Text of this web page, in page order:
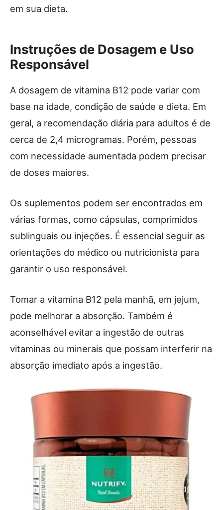
em sua dieta.
Instruções de Dosagem e Uso
Responsável
A dosagem de vitamina B12 pode variar com
base na idade, condição de saúde e dieta. Em
geral, a recomendação diária para adultos é de
cerca de 2,4 microgramas. Porém, pessoas
com necessidade aumentada podem precisar
de doses maiores.
Os suplementos podem ser encontrados em
várias formas, como cápsulas, comprimidos
sublinguais ou injeções. É essencial seguir as
orientações do médico ou nutricionista para
garantir o uso responsável.
Tomar a vitamina B12 pela manhã, em jejum,
pode melhorar a absorção. Também é
aconselhável evitar a ingestão de outras
vitaminas ou minerais que possam interferir na
absorção imediato após a ingestão.